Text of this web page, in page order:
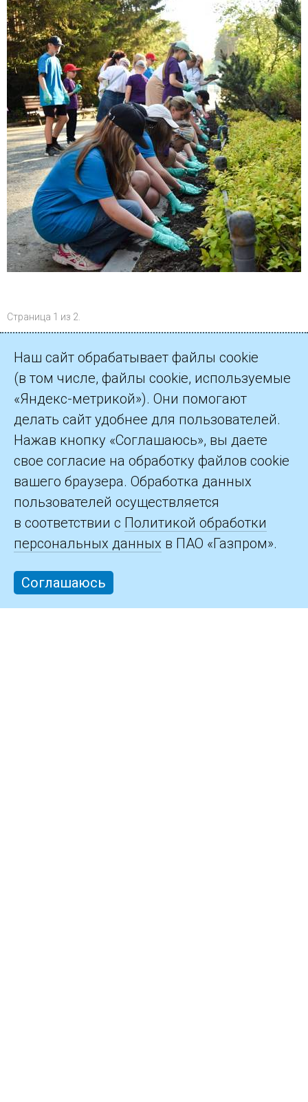
Страница 1 из 2.
©2026 ПАО «Газпром»
Контакты
Наш сайт обрабатывает файлы cookie
(в том числе, файлы cookie, используемые
«Яндекс-метрикой»). Они помогают
делать сайт удобнее для пользователей.
Нажав кнопку «Соглашаюсь», вы даете
свое согласие на обработку файлов cookie
вашего браузера. Обработка данных
пользователей осуществляется
в соответствии с Политикой обработки
персональных данных в ПАО «Газпром».
Соглашаюсь